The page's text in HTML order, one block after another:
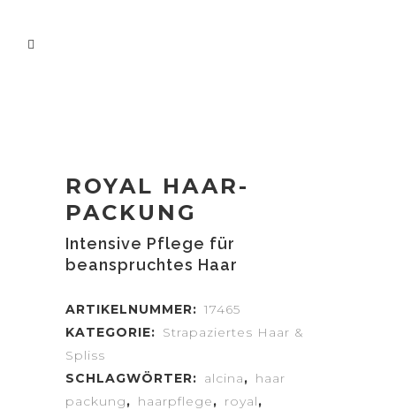
ROYAL HAAR-
PACKUNG
Intensive Pflege für
beanspruchtes Haar
ARTIKELNUMMER: 17465
KATEGORIE: Strapaziertes Haar &
Spliss
SCHLAGWÖRTER: alcina, haar
packung, haarpflege, royal,